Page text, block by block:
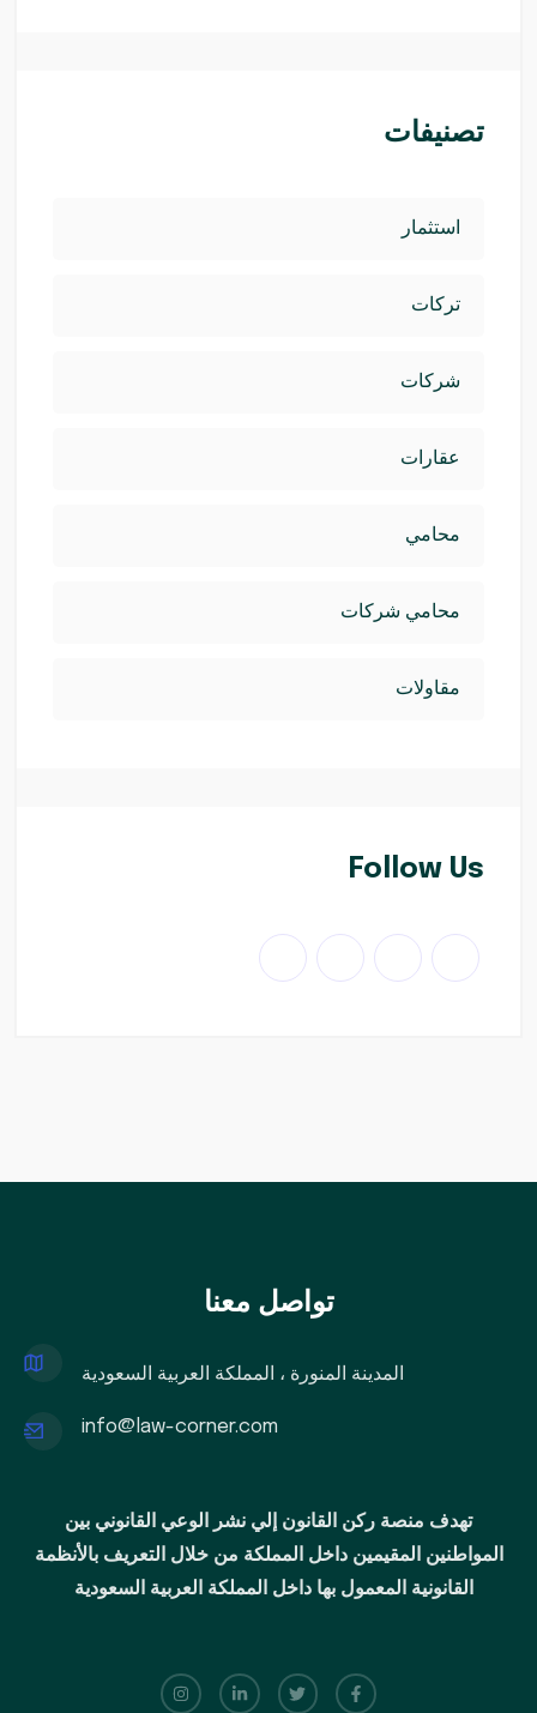
تصنيفات
استثمار
تركات
شركات
عقارات
محامي
محامي شركات
مقاولات
Follow Us
تواصل معنا
المدينة المنورة ، المملكة العربية السعودية
info@law-corner.com
تهدف منصة ركن القانون إلي نشر الوعي القانوني بين
المواطنين المقيمين داخل المملكة من خلال التعريف بالأنظمة
القانونية المعمول بها داخل المملكة العربية السعودية